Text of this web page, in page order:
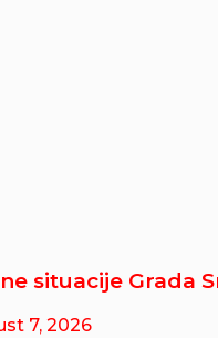
situacije Grada
7, 2026